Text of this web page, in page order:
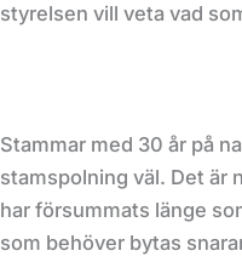
styrelsen vill veta vad
Stammar med 30 år på
stamspolning väl. Det är
har försummats länge
som behöver bytas